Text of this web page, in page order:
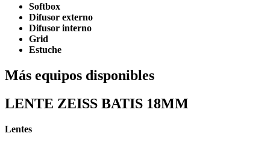
Softbox
Difusor externo
Difusor interno
Grid
Estuche
Más equipos disponibles
LENTE ZEISS BATIS 18MM
Lentes